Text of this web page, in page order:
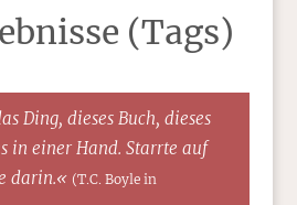
(Tags)
Ding, dieses Buch, dieses
in einer Hand. Starrte auf
darin.« (T.C. Boyle in